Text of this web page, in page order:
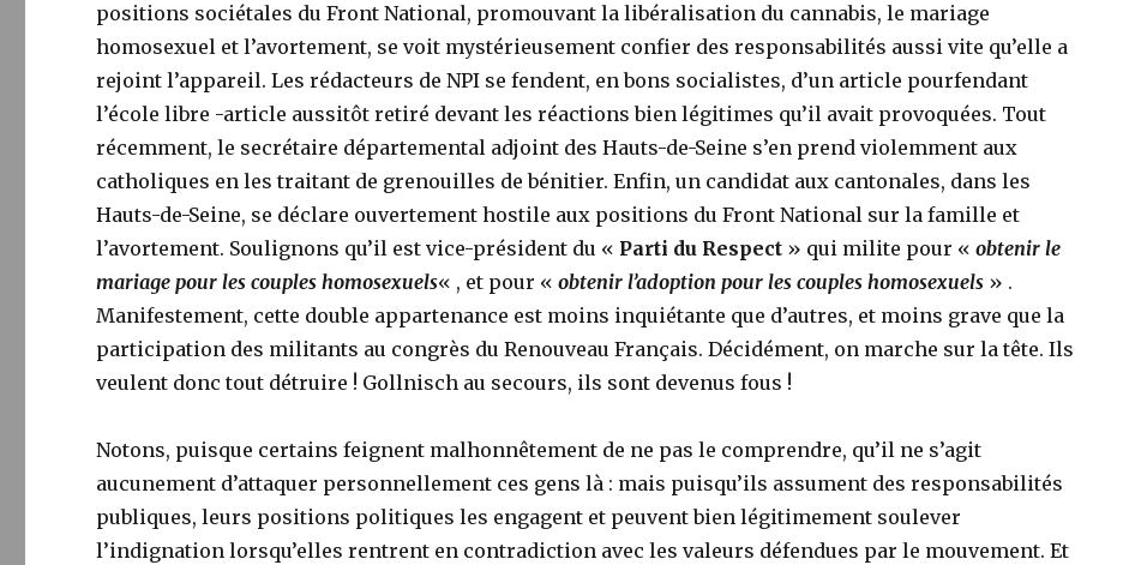
positions sociétales du Front National, promouvant la libéralisation du cannabis, le mariage
homosexuel et l’avortement, se voit mystérieusement confier des responsabilités aussi vite qu’elle a
rejoint l’appareil. Les rédacteurs de NPI se fendent, en bons socialistes, d’un article pourfendant
l’école libre -article aussitôt retiré devant les réactions bien légitimes qu’il avait provoquées. Tout
récemment, le secrétaire départemental adjoint des Hauts-de-Seine s’en prend violemment aux
catholiques en les traitant de grenouilles de bénitier. Enfin, un candidat aux cantonales, dans les
Hauts-de-Seine, se déclare ouvertement hostile aux positions du Front National sur la famille et
l’avortement. Soulignons qu’il est vice-président du « Parti du Respect » qui milite pour «obtenir le
mariage pour les couples homosexuels« , et pour «obtenir l’adoption pour les couples homosexuels » .
Manifestement, cette double appartenance est moins inquiétante que d’autres, et moins grave que la
participation des militants au congrès du Renouveau Français. Décidément, on marche sur la tête. Ils
veulent donc tout détruire ! Gollnisch au secours, ils sont devenus fous !
Notons, puisque certains feignent malhonnêtement de ne pas le comprendre, qu’il ne s’agit
aucunement d’attaquer personnellement ces gens là : mais puisqu’ils assument des responsabilités
publiques, leurs positions politiques les engagent et peuvent bien légitimement soulever
l’indignation lorsqu’elles rentrent en contradiction avec les valeurs défendues par le mouvement. Et